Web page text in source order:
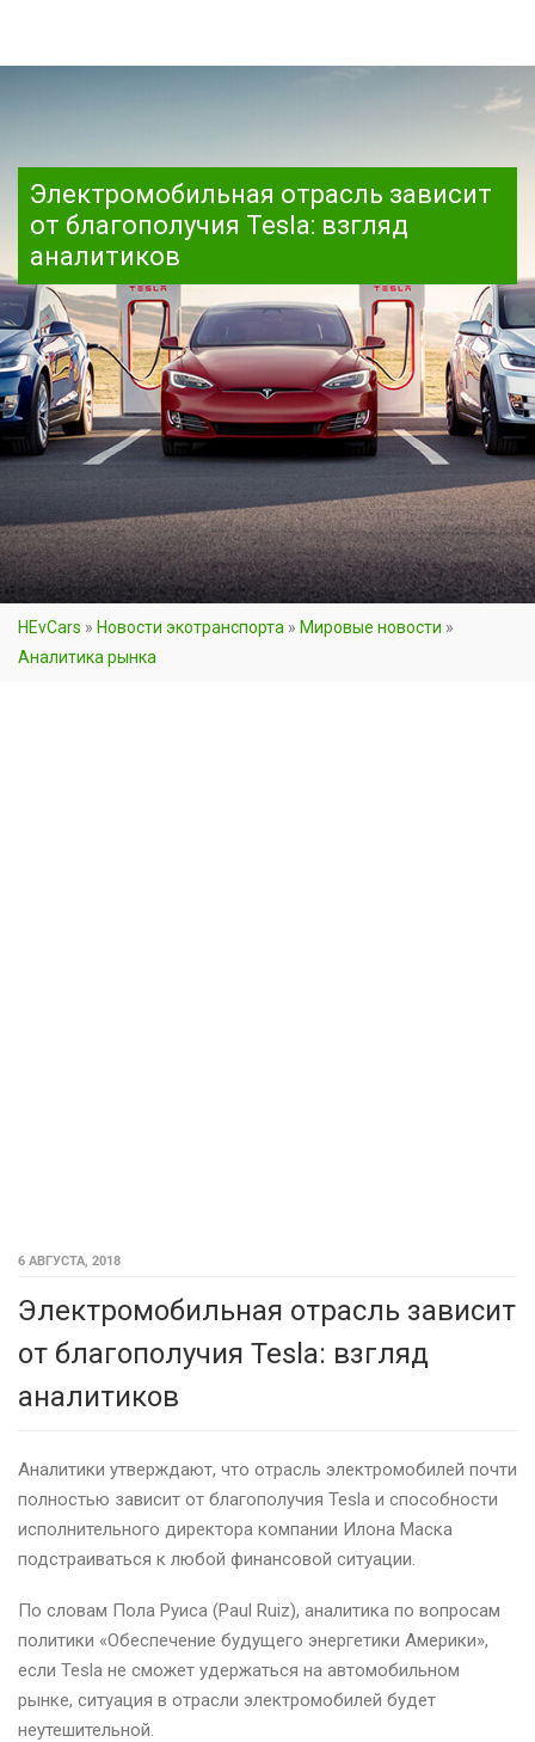
Электромобильная отрасль зависит
от благополучия Tesla: взгляд
аналитиков
HEvCars » Новости экотранспорта » Мировые новости »
Аналитика рынка
6 АВГУСТА, 2018
Электромобильная отрасль зависит
от благополучия Tesla: взгляд
аналитиков
Аналитики утверждают, что отрасль электромобилей почти
полностью зависит от благополучия Tesla и способности
исполнительного директора компании Илона Маска
подстраиваться к любой финансовой ситуации.
По словам Пола Руиса (Paul Ruiz), аналитика по вопросам
политики «Обеспечение будущего энергетики Америки»,
если Tesla не сможет удержаться на автомобильном
рынке, ситуация в отрасли электромобилей будет
неутешительной.